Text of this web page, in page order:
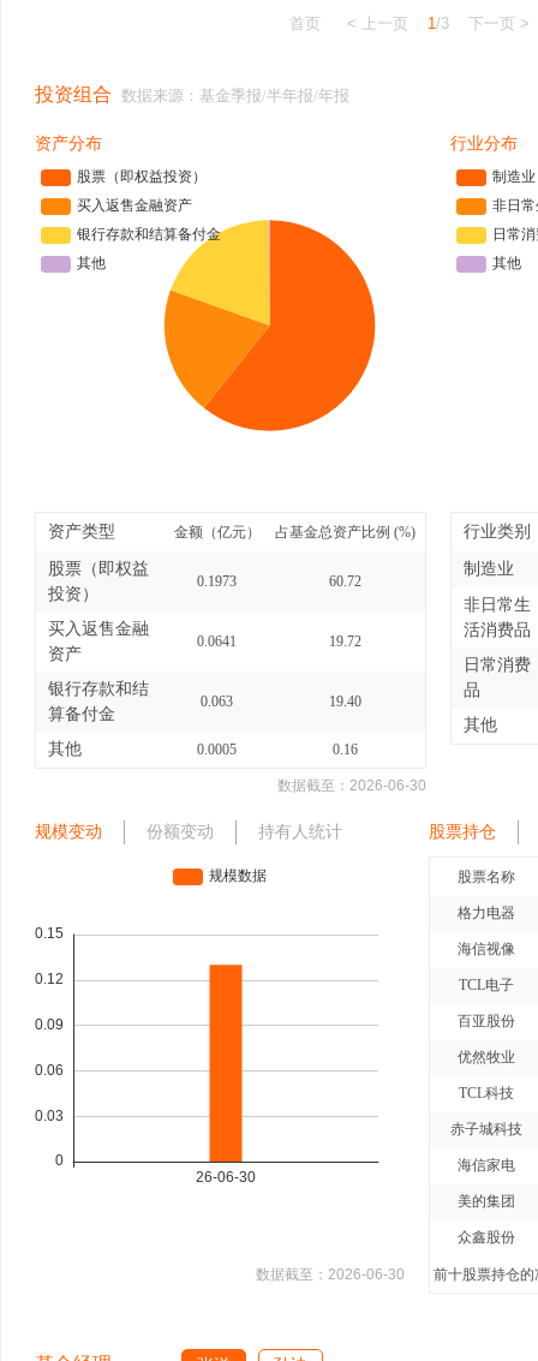
首页 < 上一页 1/3 下一页 >
投资组合 数据来源：基金季报/半年报/年报
资产分布
资产类型 金额（亿元） 占基金总资产比例 (%)
股票（即权益
投资）
0.1973 60.72
买入返售金融
资产
0.0641 19.72
银行存款和结
算备付金
0.063 19.40
其他 0.0005 0.16
数据截至： 2026-06-30
行业分布
行业类别
制造业
非日常生
活消费品
日常消费
品
其他
规模变动 份额变动 持有人统计
数据截至： 2026-06-30
股票持仓
股票名称
格力电器
海信视像
TCL电子
百亚股份
优然牧业
TCL科技
赤子城科技
海信家电
美的集团
众鑫股份
前十股票持仓的